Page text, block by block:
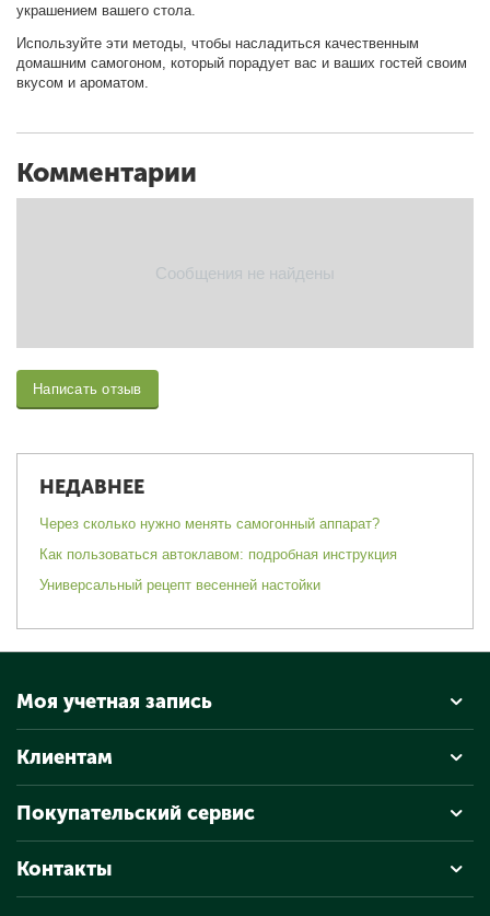
украшением вашего стола.
Используйте эти методы, чтобы насладиться качественным
домашним самогоном, который порадует вас и ваших гостей своим
вкусом и ароматом.
Комментарии
Сообщения не найдены
Написать отзыв
НЕДАВНЕЕ
Через сколько нужно менять самогонный аппарат?
Как пользоваться автоклавом: подробная инструкция
Универсальный рецепт весенней настойки
Моя учетная запись
Клиентам
Покупательский сервис
Контакты